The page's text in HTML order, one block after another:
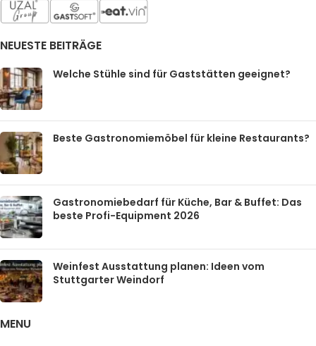
NEUESTE BEITRÄGE
Welche Stühle sind für Gaststätten geeignet?
Beste Gastronomiemöbel für kleine Restaurants?
Gastronomiebedarf für Küche, Bar & Buffet: Das
beste Profi-Equipment 2026
Weinfest Ausstattung planen: Ideen vom
Stuttgarter Weindorf
MENU